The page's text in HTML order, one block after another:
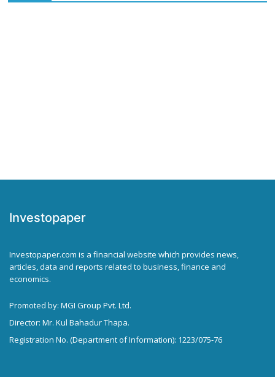
Investopaper
Investopaper.com is a financial website which provides news,
articles, data and reports related to business, finance and
economics.
Promoted by: MGI Group Pvt. Ltd.
Director: Mr. Kul Bahadur Thapa.
Registration No. (Department of Information): 1223/075-76